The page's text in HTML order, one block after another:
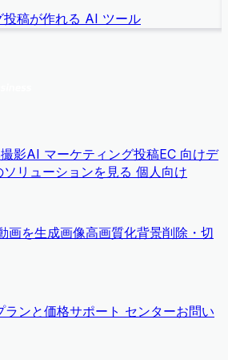
稿が作れる AI ツール
影AI マーケティング投稿EC 向けデ
ソリューションを見る 個人向け
画を生成画像高画質化背景削除・切
ランと価格サポート センターお問い